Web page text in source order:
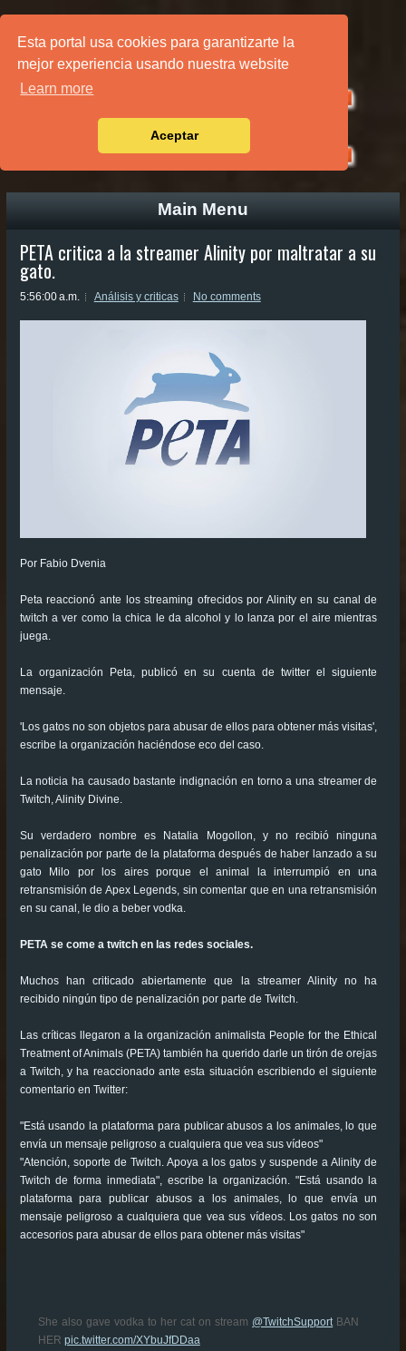
Esta portal usa cookies para garantizarte la
mejor experiencia usando nuestra website
Learn more
Aceptar
PÁGINA PRINCIPAL
Main Menu
PETA critica a la streamer Alinity por maltratar a su
gato.
5:56:00 a.m. Análisis y criticas No comments
Por Fabio Dvenia
Peta reaccionó ante los streaming ofrecidos por Alinity en su canal de
twitch a ver como la chica le da alcohol y lo lanza por el aire mientras
juega.
La organización Peta, publicó en su cuenta de twitter el siguiente
mensaje.
'Los gatos no son objetos para abusar de ellos para obtener más visitas',
escribe la organización haciéndose eco del caso.
La noticia ha causado bastante indignación en torno a una streamer de
Twitch, Alinity Divine.
Su verdadero nombre es Natalia Mogollon, y no recibió ninguna
penalización por parte de la plataforma después de haber lanzado a su
gato Milo por los aires porque el animal la interrumpió en una
retransmisión de Apex Legends, sin comentar que en una retransmisión
en su canal, le dio a beber vodka.
PETA se come a twitch en las redes sociales.
Muchos han criticado abiertamente que la streamer Alinity no ha
recibido ningún tipo de penalización por parte de Twitch.
Las críticas llegaron a la organización animalista People for the Ethical
Treatment of Animals (PETA) también ha querido darle un tirón de orejas
a Twitch, y ha reaccionado ante esta situación escribiendo el siguiente
comentario en Twitter:
"Está usando la plataforma para publicar abusos a los animales, lo que
envía un mensaje peligroso a cualquiera que vea sus vídeos"
"Atención, soporte de Twitch. Apoya a los gatos y suspende a Alinity de
Twitch de forma inmediata", escribe la organización. "Está usando la
plataforma para publicar abusos a los animales, lo que envía un
mensaje peligroso a cualquiera que vea sus vídeos. Los gatos no son
accesorios para abusar de ellos para obtener más visitas"
She also gave vodka to her cat on stream @TwitchSupportBAN
HER pic.twitter.com/XYbuJfDDaa